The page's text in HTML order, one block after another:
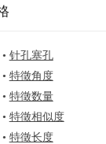
• 针孔塞孔
• 特徵角度
• 特徵数量
• 特徵相似度
• 特徵长度